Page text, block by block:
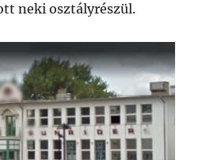
neki osztályrészül.